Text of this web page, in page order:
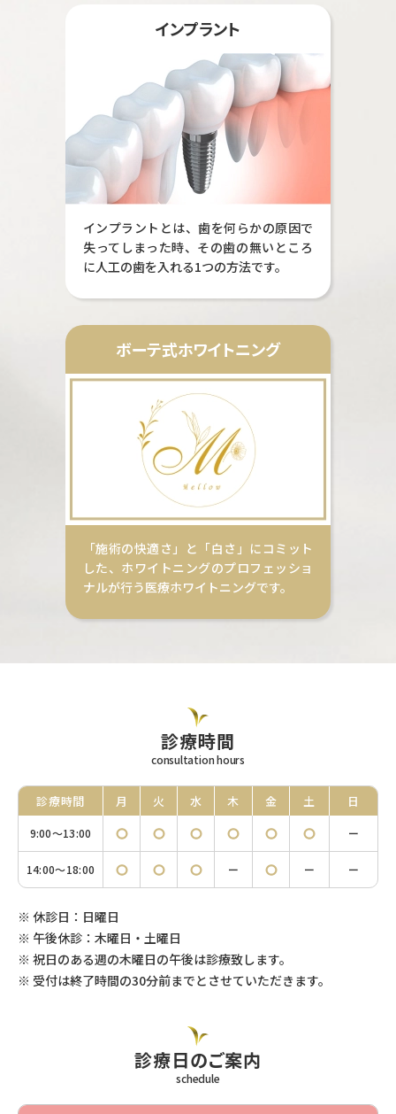
インプラント
インプラントとは、歯を何らかの原因で
失ってしまった時、その歯の無いところ
に人工の歯を入れる1つの方法です。
ボーテ式ホワイトニング
「施術の快適さ」と「白さ」にコミット
した、ホワイトニングのプロフェッショ
ナルが行う医療ホワイトニングです。
診療時間
consultation hours
診療時間 月 火 水 木 金 土 日
9:00〜13:00 ◯ ◯ ◯ ◯ ◯ ◯ ー
14:00〜18:00 ◯ ◯ ◯ ー ◯ ー ー
※ 休診日：日曜日
※ 午後休診：木曜日・土曜日
※ 祝日のある週の木曜日の午後は診療致します。
※ 受付は終了時間の30分前までとさせていただきます。
診療日のご案内
schedule